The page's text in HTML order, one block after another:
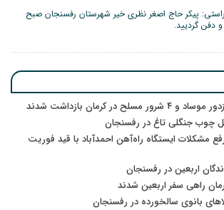
پیکر حاج اصغر نظری خیر شهرستان رفسنجان صبح
دفن گردیید.
چوب جنگلی تاغ در رفسنجان
مشکلات ایستگاه راه‌آهن احمدآباد با قید فوریت
اربعین در رفسنجان
بانوی سالخورده در رفسنجان